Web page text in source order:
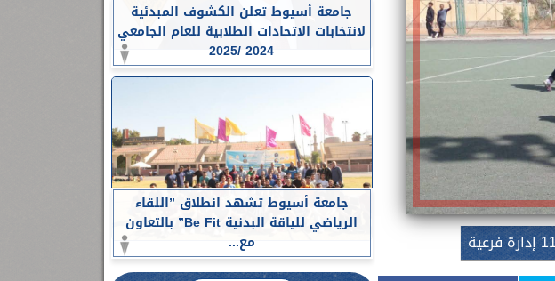
جامعة أسيوط تعلن الكشوف المبدئية
لانتخابات الاتحادات الطلابية للعام الجامعي
2024 /2025
جامعة أسيوط تشهد انطلاق ”اللقاء
الرياضي للياقة البدنية Be Fit” بالتعاون
مع...